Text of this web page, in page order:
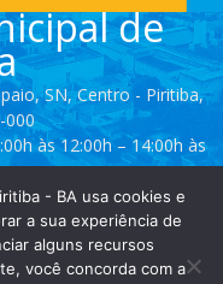
de
SN, Centro - Piritiba,
000
às 12:00h – 14:00h às
/ 3628 - 2153
- BA usa cookies e
a sua experiência de
alguns recursos
você concorda com a